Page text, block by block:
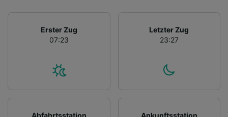
Erster Zug
07:23
Letzter Zug
23:27
Abfahrtsstation
Ankunftsstation